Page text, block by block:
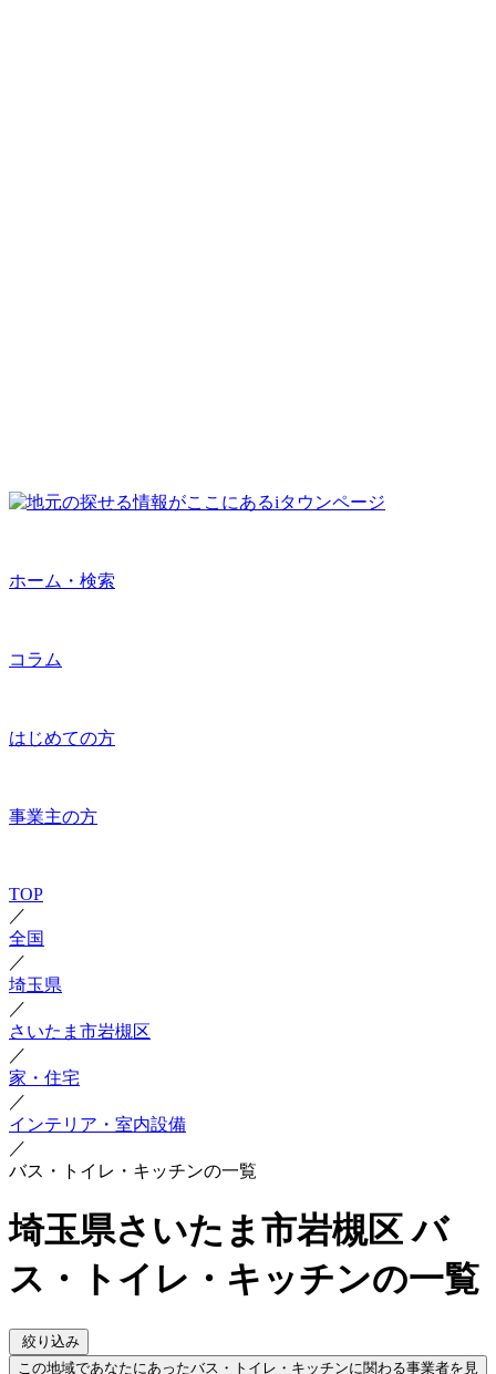
ホーム・検索
コラム
はじめての方
事業主の方
TOP
／
全国
／
埼玉県
／
さいたま市岩槻区
／
家・住宅
／
インテリア・室内設備
／
バス・トイレ・キッチンの一覧
埼玉県さいたま市岩槻区 バ
ス・トイレ・キッチンの一覧
絞り込み
この地域であなたにあったバス・トイレ・キッチンに関わる事業者を見